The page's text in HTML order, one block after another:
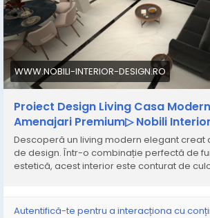
WWW.NOBILI-INTERIOR-DESIGN.RO
Proiect Design Living Casa
Amenajari Premium▷ Nobili
Descoperă un living modern elegant creat
de design. Într-o combinație perfectă de
estetică, acest interior este conturat de
Autentifică-te pentru a interacționa cu